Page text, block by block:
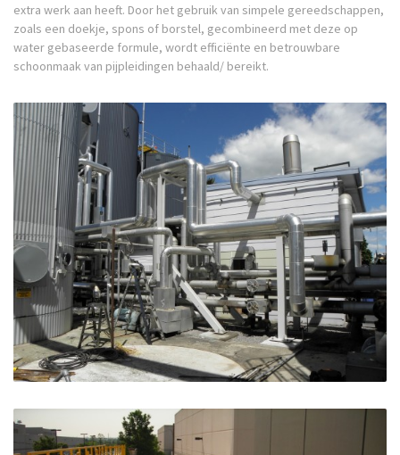
extra werk aan heeft. Door het gebruik van simpele gereedschappen,
zoals een doekje, spons of borstel, gecombineerd met deze op
water gebaseerde formule, wordt efficiënte en betrouwbare
schoonmaak van pijpleidingen behaald/ bereikt.